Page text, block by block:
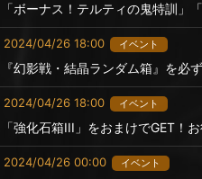
「ボーナス！テルティの鬼特訓」
2024/04/26 18:00 イベント
『幻影戦・結晶ランダム箱』を必
2024/04/26 18:00 イベント
「強化石箱III」をおまけでGET！
2024/04/26 00:00 イベント